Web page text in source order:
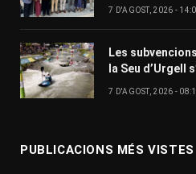
7 D'AGOST, 2026 -
Les
la Seu d’Urgell
7 D'AGOST, 2026 -
PUBLICACIONS MÉS VISTES